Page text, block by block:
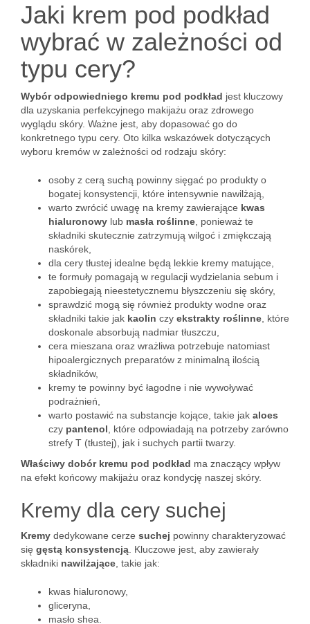
Jaki krem pod podkład
wybrać w zależności od
typu cery?
Wybór odpowiedniego kremu pod podkład jest kluczowy
dla uzyskania perfekcyjnego makijażu oraz zdrowego
wyglądu skóry. Ważne jest, aby dopasować go do
konkretnego typu cery. Oto kilka wskazówek dotyczących
wyboru kremów w zależności od rodzaju skóry:
osoby z cerą suchą powinny sięgać po produkty o
bogatej konsystencji, które intensywnie nawilżają,
warto zwrócić uwagę na kremy zawierające kwas
hialuronowy lub masła roślinne , ponieważ te
składniki skutecznie zatrzymują wilgoć i zmiękczają
naskórek,
dla cery tłustej idealne będą lekkie kremy matujące,
te formuły pomagają w regulacji wydzielania sebum i
zapobiegają nieestetycznemu błyszczeniu się skóry,
sprawdzić mogą się również produkty wodne oraz
składniki takie jak kaolin czy ekstrakty roślinne , które
doskonale absorbują nadmiar tłuszczu,
cera mieszana oraz wrażliwa potrzebuje natomiast
hipoalergicznych preparatów z minimalną ilością
składników,
kremy te powinny być łagodne i nie wywoływać
podrażnień,
warto postawić na substancje kojące, takie jak aloes
czy pantenol , które odpowiadają na potrzeby zarówno
strefy T (tłustej), jak i suchych partii twarzy.
Właściwy dobór kremu pod podkład ma znaczący wpływ
na efekt końcowy makijażu oraz kondycję naszej skóry.
Kremy dla cery suchej
Kremy dedykowane cerze suchej powinny charakteryzować
się gęstą konsystencją . Kluczowe jest, aby zawierały
składniki nawilżające , takie jak:
kwas hialuronowy,
gliceryna,
masło shea.